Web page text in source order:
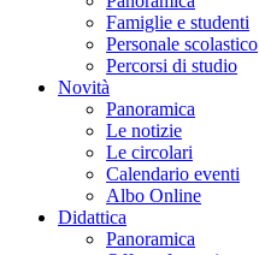
Famiglie e studenti
Personale scolastico
Percorsi di studio
Novità
Panoramica
Le notizie
Le circolari
Calendario eventi
Albo Online
Didattica
Panoramica